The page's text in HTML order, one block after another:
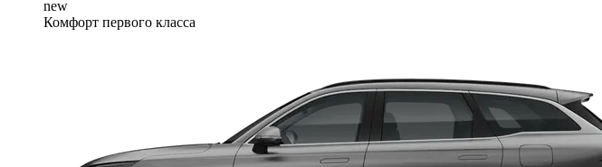
new
Комфорт первого класса